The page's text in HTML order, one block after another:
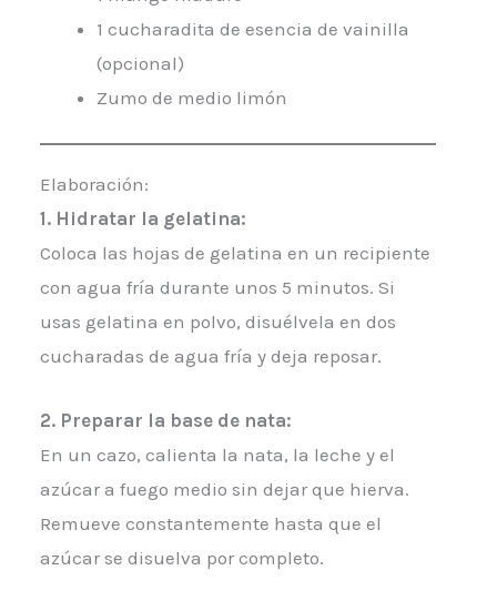
1 cucharadita de esencia de vainilla
(opcional)
Zumo de medio limón
Elaboración:
1. Hidratar la gelatina:
Coloca las hojas de gelatina en un recipiente
con agua fría durante unos 5 minutos. Si
usas gelatina en polvo, disuélvela en dos
cucharadas de agua fría y deja reposar.
2. Preparar la base de nata:
En un cazo, calienta la nata, la leche y el
azúcar a fuego medio sin dejar que hierva.
Remueve constantemente hasta que el
azúcar se disuelva por completo.